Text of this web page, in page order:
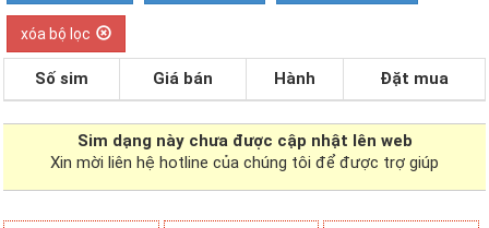
xóa bộ lọc
Số sim Giá bán Hành Đặt mua
Sim dạng này chưa được cập nhật lên web
Xin mời liên hệ hotline của chúng tôi để được trợ giúp